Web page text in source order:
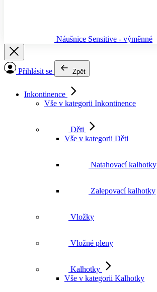
Náušnice Sensitive - výměnné
Přihlásit se Zpět
Inkontinence
Vše v kategorii Inkontinence
Děti
Vše v kategorii Děti
Natahovací kalhotky
Zalepovací kalhotky
Vložky
Vložné pleny
Kalhotky
Vše v kategorii Kalhotky